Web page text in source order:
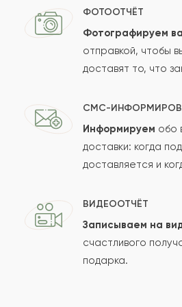
ФОТООТЧЁТ
Фотографируем
отправкой, чтобы
доставят то, что
СМС-
Информируем обо
доставки: когда
доставляется и
ВИДЕООТЧЁТ
Записываем на
счастливого
подарка.